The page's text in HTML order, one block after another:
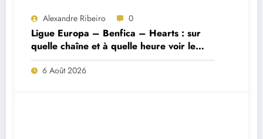
Alexandre Ribeiro 0
Ligue Europa – Benfica – Hearts : sur
quelle chaîne et à quelle heure voir le
match ?
6 Août 2026